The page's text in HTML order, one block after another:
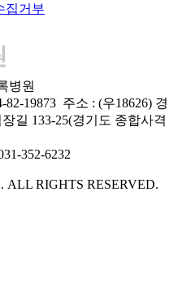
집거부
병원
19873 주소 : (우18626) 경
길 133-25(경기도 종합사격
352-6232
ALL RIGHTS RESERVED.